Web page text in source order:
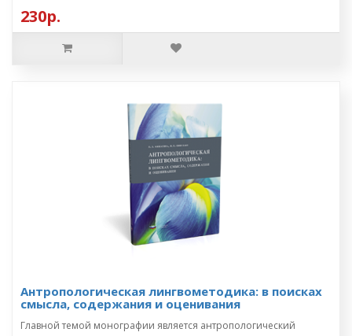
230р.
Антропологическая лингвометодика: в поисках
смысла, содержания и оценивания
Главной темой монографии является антропологический